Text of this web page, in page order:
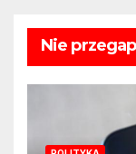
Nie przegap